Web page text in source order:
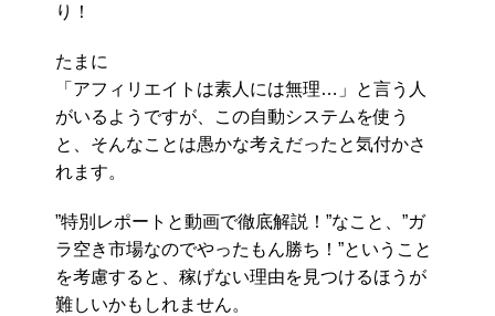
り！
たまに
「アフィリエイトは素人には無理…」と言う人
がいるようですが、この自動システムを使う
と、そんなことは愚かな考えだったと気付かさ
れます。
”特別レポートと動画で徹底解説！”なこと、”ガ
ラ空き市場なのでやったもん勝ち！”ということ
を考慮すると、稼げない理由を見つけるほうが
難しいかもしれません。